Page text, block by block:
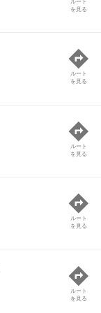
を見る
ルート
を見る
ルート
を見る
ルート
を見る
ルート
を見る